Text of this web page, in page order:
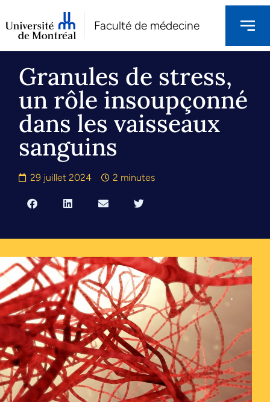
Faculté de médecine
Granules de stress,
un rôle insoupçonné
dans les vaisseaux
sanguins
29 juillet 2024 2 minutes